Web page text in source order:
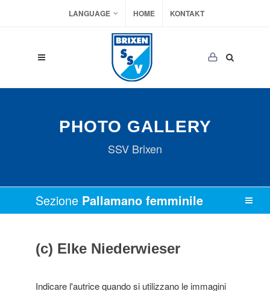
LANGUAGE HOME KONTAKT
PHOTO GALLERY
SSV Brixen
Sezione Pallamano femminile
(c) Elke Niederwieser
Indicare l'autrice quando si utilizzano le immagini